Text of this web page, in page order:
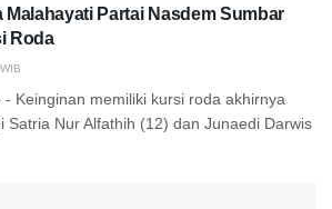
Malahayati Partai Nasdem Sumbar
Roda
Keinginan memiliki kursi roda akhirnya
Satria Nur Alfathih (12) dan Junaedi Darwis